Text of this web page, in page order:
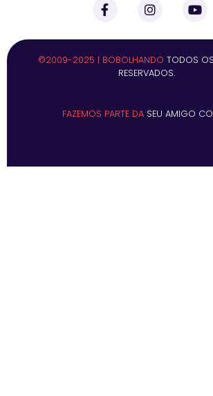
©2009-2025 | BOBOLHANDO TODOS
RESERVADOS.
FAZEMOS PARTE DA SEU AMIGO